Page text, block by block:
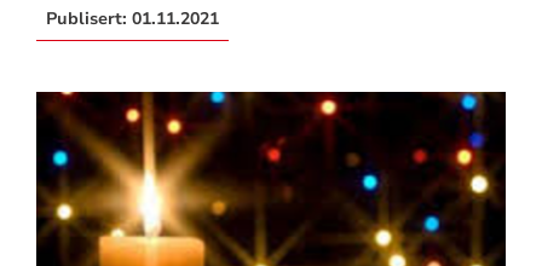
Publisert: 01.11.2021